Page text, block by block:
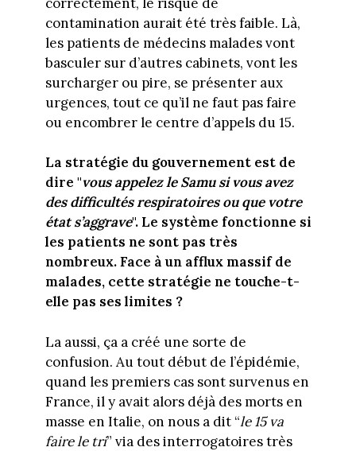
contamination aurait été très faible. Là,
les patients de médecins malades vont
basculer sur d’autres cabinets, vont les
surcharger ou pire, se présenter aux
urgences, tout ce qu’il ne faut pas faire
ou encombrer le centre d’appels du 15.
La stratégie du gouvernement est de
dire "vous appelez le Samu si vous avez
des difficultés respiratoires ou que votre
état s’aggrave". Le système fonctionne si
les patients ne sont pas très
nombreux. Face à un afflux massif de
malades, cette stratégie ne touche-t-
elle pas ses limites ?
La aussi, ça a créé une sorte de
confusion. Au tout début de l’épidémie,
quand les premiers cas sont survenus en
France, il y avait alors déjà des morts en
masse en Italie, on nous a dit “le 15 va
faire le tri” via des interrogatoires très